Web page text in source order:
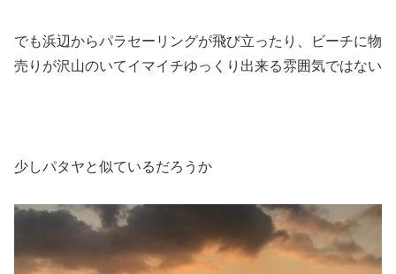
でも浜辺からパラセーリングが飛び立ったり、ビーチに物
売りが沢山のいてイマイチゆっくり出来る雰囲気ではない
少しパタヤと似ているだろうか